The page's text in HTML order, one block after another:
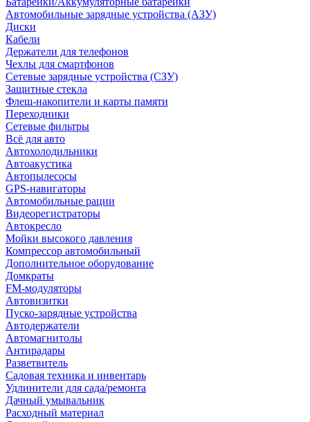
Автомобильные зарядные устройства (АЗУ)
Диски
Кабели
Держатели для телефонов
Чехлы для смартфонов
Сетевые зарядные устройства (СЗУ)
Защитные стекла
Флеш-накопители и карты памяти
Переходники
Сетевые фильтры
Всё для авто
Автохолодильники
Автоакустика
Автопылесосы
GPS-навигаторы
Автомобильные рации
Видеорегистраторы
Автокресло
Мойки высокого давления
Компрессор автомобильный
Дополнительное оборудование
Домкраты
FM-модуляторы
Автовизитки
Пуско-зарядные устройства
Автодержатели
Автомагнитолы
Антирадары
Разветвитель
Садовая техника и инвентарь
Удлинители для сада/ремонта
Дачный умывальник
Расходный материал